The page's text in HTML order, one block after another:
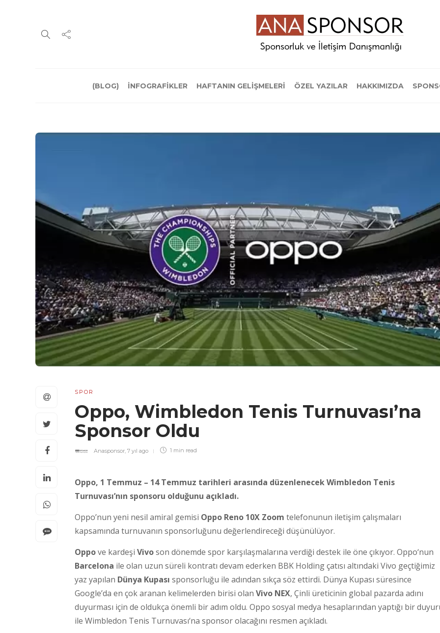
(BLOG) İNFOGRAFİKLER HAFTANIN GELİŞMELERİ ÖZEL YAZILAR HAKKIMIZDA
SPOR
Oppo, Wimbledon Tenis Turnuvası’na
Sponsor Oldu
Anasponsor 7 yıl ago 1 min read
Oppo, 1 Temmuz – 14 Temmuz tarihleri arasında düzenlenecek Wimbledon Tenis
Turnuvası’nın sponsoru olduğunu açıkladı.
Oppo’nun yeni nesil amiral gemisi Oppo Reno 10X Zoom telefonunun iletişim çalışmaları
kapsamında turnuvanın sponsorluğunu değerlendireceği düşünülüyor.
Oppove kardeşi Vivoson dönemde spor karşılaşmalarına verdiği destek ile öne çıkıyor. Oppo‘nun
Barcelona ile olan uzun süreli kontratı devam ederken BBK Holding çatısı altındaki Vivo geçtiğimiz
yaz yapılan Dünya Kupası sponsorluğu ile adından sıkça söz ettirdi. Dünya Kupası süresince
Google’da en çok aranan kelimelerden birisi olan Vivo NEX, Çinli üreticinin global pazarda adını
duyurması için de oldukça önemli bir adım oldu. Oppo sosyal medya hesaplarından yaptığı bir
ile Wimbledon Tenis Turnuvası‘na sponsor olacağını resmen açıkladı.